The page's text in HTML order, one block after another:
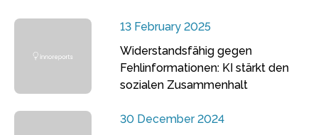
13 February 2025
Widerstandsfähig gegen
Fehlinformationen: KI stärkt den
sozialen Zusammenhalt
30 December 2024